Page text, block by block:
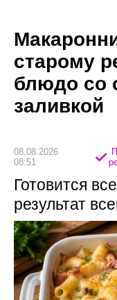
старому
блюдо со
заливкой
08.08.2026
08:51
Готовится
результат